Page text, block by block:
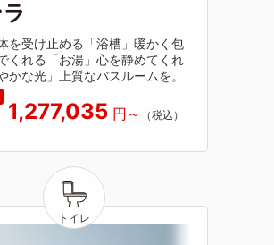
を受け止める「浴槽」暖かく包
くれる「お湯」心を静めてくれ
かな光」上質なバスルームを。
1,277,035